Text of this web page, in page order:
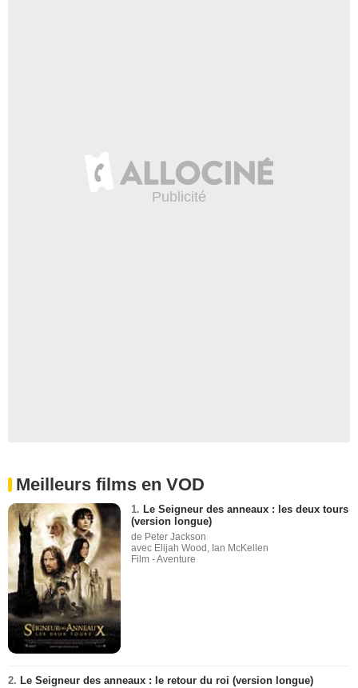
Meilleurs films en VOD
1. Le Seigneur des anneaux : les deux tours
(version longue)
de Peter Jackson
avec Elijah Wood, Ian McKellen
Film - Aventure
2. Le Seigneur des anneaux : le retour du roi (version longue)